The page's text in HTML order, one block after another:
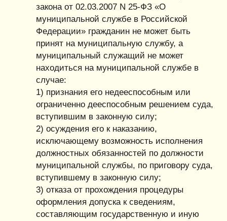
закона от 02.03.2007 N 25-ФЗ «О
муниципальной службе в Российской
Федерации» гражданин не может быть
принят на муниципальную службу, а
муниципальный служащий не может
находиться на муниципальной службе в
случае:
1) признания его недееспособным или
ограниченно дееспособным решением суда,
вступившим в законную силу;
2) осуждения его к наказанию,
исключающему возможность исполнения
должностных обязанностей по должности
муниципальной службы, по приговору суда,
вступившему в законную силу;
3) отказа от прохождения процедуры
оформления допуска к сведениям,
составляющим государственную и иную